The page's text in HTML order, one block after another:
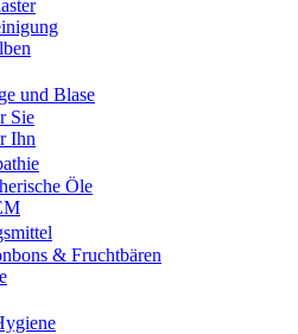
und Blase
Sie
Ihn
Öle
& Fruchtbären